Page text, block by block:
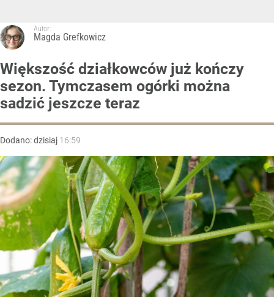
Autor:
Magda Grefkowicz
Większość działkowców już kończy
sezon. Tymczasem ogórki można
sadzić jeszcze teraz
Dodano:dzisiaj 16:59